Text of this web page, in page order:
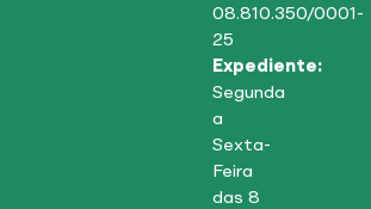
08.810.350/0001-
25
Expediente:
Segunda
a
Sexta-
Feira
das 8